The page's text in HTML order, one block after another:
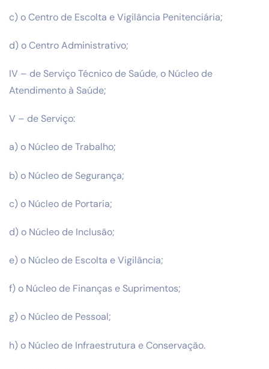
c) o Centro de Escolta e Vigilância Penitenciária;
d) o Centro Administrativo;
IV – de Serviço Técnico de Saúde, o Núcleo de
Atendimento à Saúde;
V – de Serviço:
a) o Núcleo de Trabalho;
b) o Núcleo de Segurança;
c) o Núcleo de Portaria;
d) o Núcleo de Inclusão;
e) o Núcleo de Escolta e Vigilância;
f) o Núcleo de Finanças e Suprimentos;
g) o Núcleo de Pessoal;
h) o Núcleo de Infraestrutura e Conservação.